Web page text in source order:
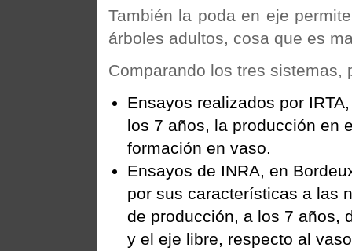
También la poda en eje
árboles adultos, cosa que es
Comparando los tres sistemas,
Ensayos realizados por
los 7 años, la producción en
formación en vaso.
Ensayos de INRA, en
por sus características a las
de producción, a los 7 años,
y el eje libre, respecto al